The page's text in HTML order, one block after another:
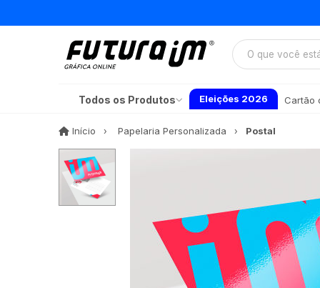
Todos os Produtos Eleições 2026 Cartão
Início InícioPapelaria Personalizada Postal